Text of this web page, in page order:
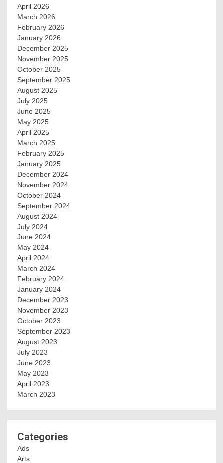
April 2026
March 2026
February 2026
January 2026
December 2025
November 2025
October 2025
September 2025
August 2025
July 2025
June 2025
May 2025
April 2025
March 2025
February 2025
January 2025
December 2024
November 2024
October 2024
September 2024
August 2024
July 2024
June 2024
May 2024
April 2024
March 2024
February 2024
January 2024
December 2023
November 2023
October 2023
September 2023
August 2023
July 2023
June 2023
May 2023
April 2023
March 2023
Categories
Ads
Arts